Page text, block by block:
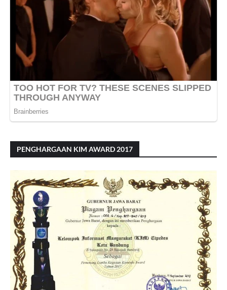
PENGHARGAAN KIM AWARD 2017